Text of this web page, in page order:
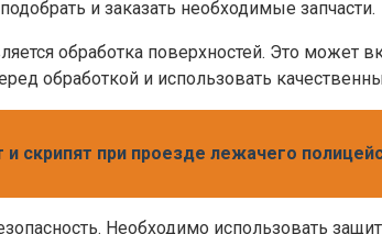
и заказать необходимые запчасти.
обработка поверхностей. Это
обработкой и использовать
и скрипят при проезде лежачего
Необходимо использовать